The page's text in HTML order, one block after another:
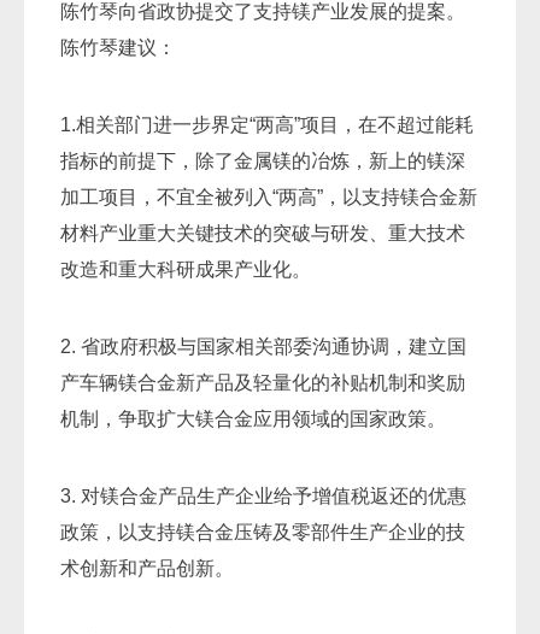
陈竹琴向省政协提交了支持镁产业发展的提案。
陈竹琴建议：
1.相关部门进一步界定“两高”项目，在不超过能耗
指标的前提下，除了金属镁的冶炼，新上的镁深
加工项目，不宜全被列入“两高”，以支持镁合金新
材料产业重大关键技术的突破与研发、重大技术
改造和重大科研成果产业化。
2. 省政府积极与国家相关部委沟通协调，建立国
产车辆镁合金新产品及轻量化的补贴机制和奖励
机制，争取扩大镁合金应用领域的国家政策。
3. 对镁合金产品生产企业给予增值税返还的优惠
政策，以支持镁合金压铸及零部件生产企业的技
术创新和产品创新。